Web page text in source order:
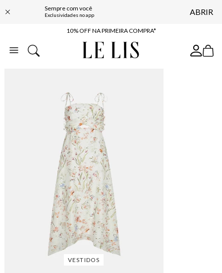
Sempre com você
Exclusividades no app ABRIR
BAIXE O APP
10% OFF NA PRIMEIRA COMPRA*
COMPRE ONLINE E RETIRE EM LOJA*
BAIXE O APP
10% OFF NA PRIMEIRA COMPRA*
VESTIDOS